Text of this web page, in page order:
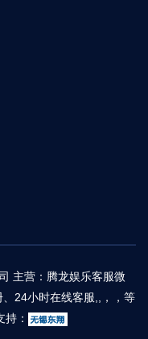
主营： 腾龙娱乐客服微
24小时在线客服
， ， 等
：